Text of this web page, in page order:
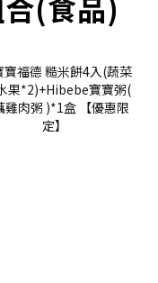
(食品)